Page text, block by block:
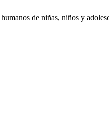
de niñas, niños y